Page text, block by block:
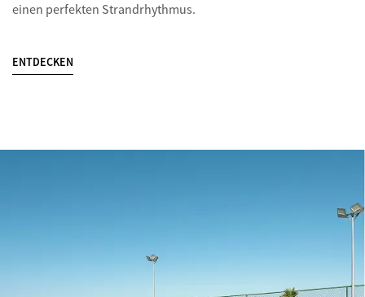
einen perfekten Strandrhythmus.
ENTDECKEN